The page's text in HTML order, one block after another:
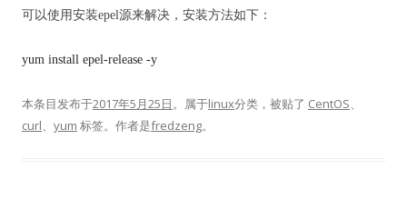
可以使用安装epel源来解决，安装方法如下：
yum install epel-release -y
本条目发布于2017年5月25日。属于linux分类，被贴了 CentOS、
curl、 yum 标签。 作者是fredzeng。